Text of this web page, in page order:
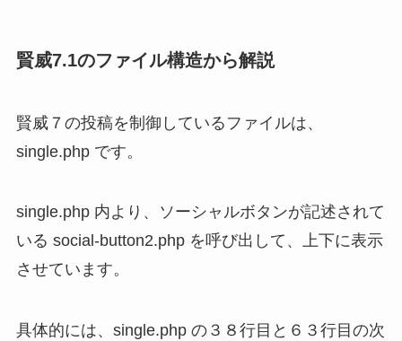
賢威7.1のファイル構造から解説
賢威７の投稿を制御しているファイルは、
single.php です。
single.php 内より、ソーシャルボタンが記述されて
いる social-button2.php を呼び出して、上下に表示
させています。
具体的には、single.php の３８行目と６３行目の次